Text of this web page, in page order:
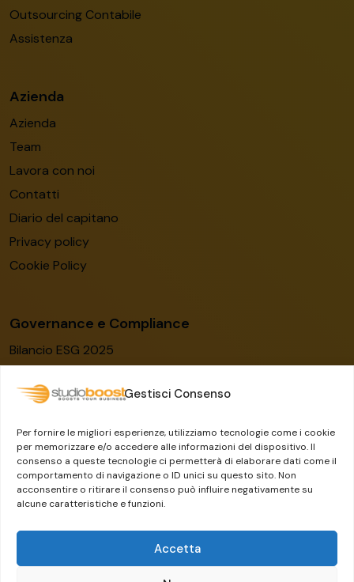
Gestisci Consenso
Per fornire le migliori esperienze, utilizziamo tecnologie come i cookie
per memorizzare e/o accedere alle informazioni del dispositivo. Il
consenso a queste tecnologie ci permetterà di elaborare dati come il
comportamento di navigazione o ID unici su questo sito. Non
acconsentire o ritirare il consenso può influire negativamente su
alcune caratteristiche e funzioni.
Accetta
Outsourcing Contabile
Assistenza
Azienda
Azienda
Team
Lavora con noi
Contatti
Diario del capitano
Privacy policy
Cookie Policy
Governance e Compliance
Bilancio ESG 2025
Modello organizzativo
Whistleblowing
Il Gruppo Dylog-Buffetti